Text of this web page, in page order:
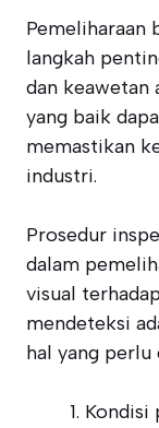
Pemeliharaan
langkah
dan keawetan
yang baik
memastikan
industri.
Prosedur
dalam
visual
mendeteksi
hal yang
Kondisi